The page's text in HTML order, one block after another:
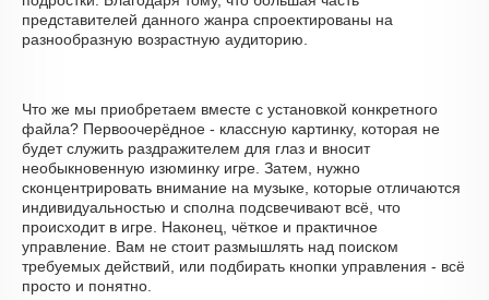
представителей данного жанра спроектированы на
разнообразную возрастную аудиторию.
Что же мы приобретаем вместе с установкой конкретного
файла? Первоочерёдное - классную картинку, которая не
будет служить раздражителем для глаз и вносит
необыкновенную изюминку игре. Затем, нужно
сконцентрировать внимание на музыке, которые отличаются
индивидуальностью и сполна подсвечивают всё, что
происходит в игре. Наконец, чёткое и практичное
управление. Вам не стоит размышлять над поиском
требуемых действий, или подбирать кнопки управления - всё
просто и понятно.